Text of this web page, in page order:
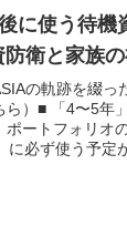
に使う待機
衛と家族
の軌跡を綴っ
ら）■ 「4〜5年
ポートフォリオ
に必ず使う予定